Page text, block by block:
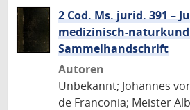
2 Cod. Ms. jurid. 391 –
medizinisch-
Sammelhandschrift
Autoren
Unbekannt; Johannes
de Franconia; Meister